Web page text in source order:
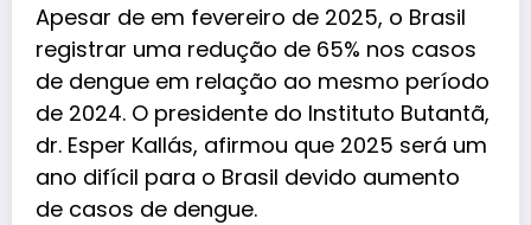
Apesar de em fevereiro de 2025, o Brasil
registrar uma redução de 65% nos casos
de dengue em relação ao mesmo período
de 2024. O presidente do Instituto Butantã,
dr. Esper Kallás, afirmou que 2025 será um
ano difícil para o Brasil devido aumento
de casos de dengue.